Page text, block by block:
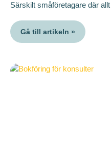
Särskilt småföretagare där
Gå till artikeln »